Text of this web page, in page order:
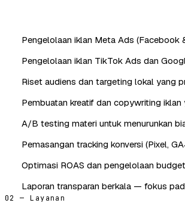
Pengelolaan iklan Meta Ads (Facebook
Pengelolaan iklan TikTok Ads dan
Riset audiens dan targeting lokal yang
Pembuatan kreatif dan copywriting iklan
A/B testing materi untuk menurunkan
Pemasangan tracking konversi (Pixel,
Optimasi ROAS dan pengelolaan
Laporan transparan berkala — fokus
02 — Layanan